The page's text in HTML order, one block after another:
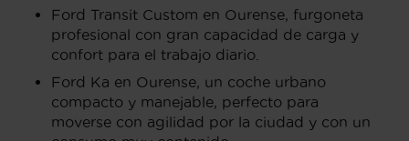
Ford Transit Custom en Ourense, furgoneta
profesional con gran capacidad de carga y
confort para el trabajo diario.
Ford Ka en Ourense, un coche urbano
compacto y manejable, perfecto para
moverse con agilidad por la ciudad y con un